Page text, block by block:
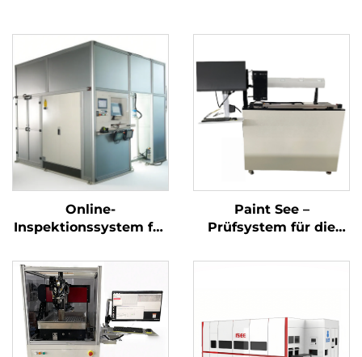
Online-
Inspektionssystem für
Automobilmontage
Paint See –
Prüfsystem für die